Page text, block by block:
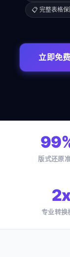
📋 完整表格
立即免
版式还原
专业转换